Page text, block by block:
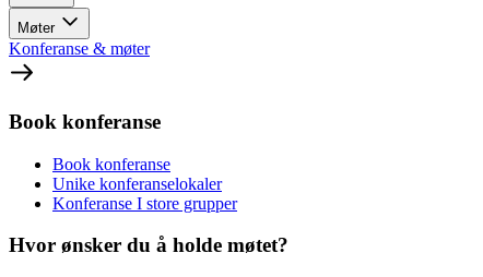
Møter
Konferanse & møter
Book konferanse
Book konferanse
Unike konferanselokaler
Konferanse I store grupper
Hvor ønsker du å holde møtet?